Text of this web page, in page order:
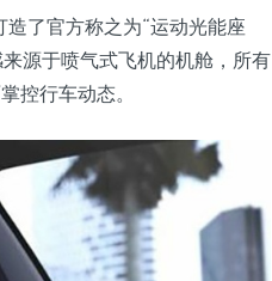
了官方称之为“运动光能座
源于喷气式飞机的机舱，所有
控行车动态。